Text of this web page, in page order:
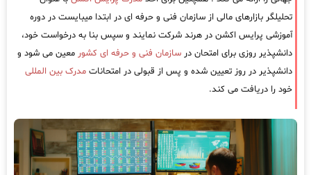
تحلیلگر بازارهای مالی از سازمان فنی و حرفه ای در ابتدا میبایست در دوره
آموزشی پرایس اکشن در هرند شرکت نمایند و سپس بنا به درخواست خود،
دانشپذیر روزی برای امتحان در سازمان فنی و حرفه ای کشور معین می شود و
دانشپذیر در روز تعیین شده و پس از قبولی در امتحانات مدرک بین المللی
خود را دریافت می کند.